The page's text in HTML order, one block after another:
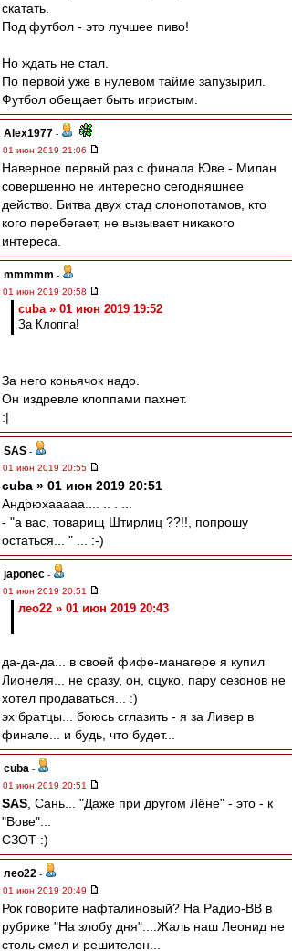
скатать.
Под футбол - это лучшее пиво!
Но ждать не стал.
По первой уже в нулевом тайме запузырил.
Футбол обещает быть игристым.
Alex1977 -
01 июн 2019 21:06
Наверное первый раз с финала Юве - Милан
совершенно не интересно сегодняшнее
действо. Битва двух стад слонопотамов, кто
кого перебегает, не вызывает никакого
интереса.
mmmmm -
01 июн 2019 20:58
cuba » 01 июн 2019 19:52
За Клоппа!
За него коньячок надо.
Он издревле клоппами пахнет.
:|
SAS -
01 июн 2019 20:55
cuba » 01 июн 2019 20:51
Андрюхааааа.... .. . ...
- "а вас, товарищ Штирлиц ??!!, попрошу
остаться... " ... :-)
japonec -
01 июн 2019 20:51
лео22 » 01 июн 2019 20:43
да-да-да... в своей фифе-манагере я купил
Лионеля... не сразу, он, сцуко, пару сезонов не
хотел продаваться... :)
эх братцы... боюсь сглазить - я за Ливер в
финале... и будь, что будет...
cuba -
01 июн 2019 20:51
SAS , Сань... "Даже при другом Лёне" - это - к
"Вове"...
СЗОТ :)
лео22 -
01 июн 2019 20:49
Рок говорите нафталиновый? На Радио-ВВ в
рубрике "На злобу дня"....Жаль наш Леонид не
столь смел и решителен...